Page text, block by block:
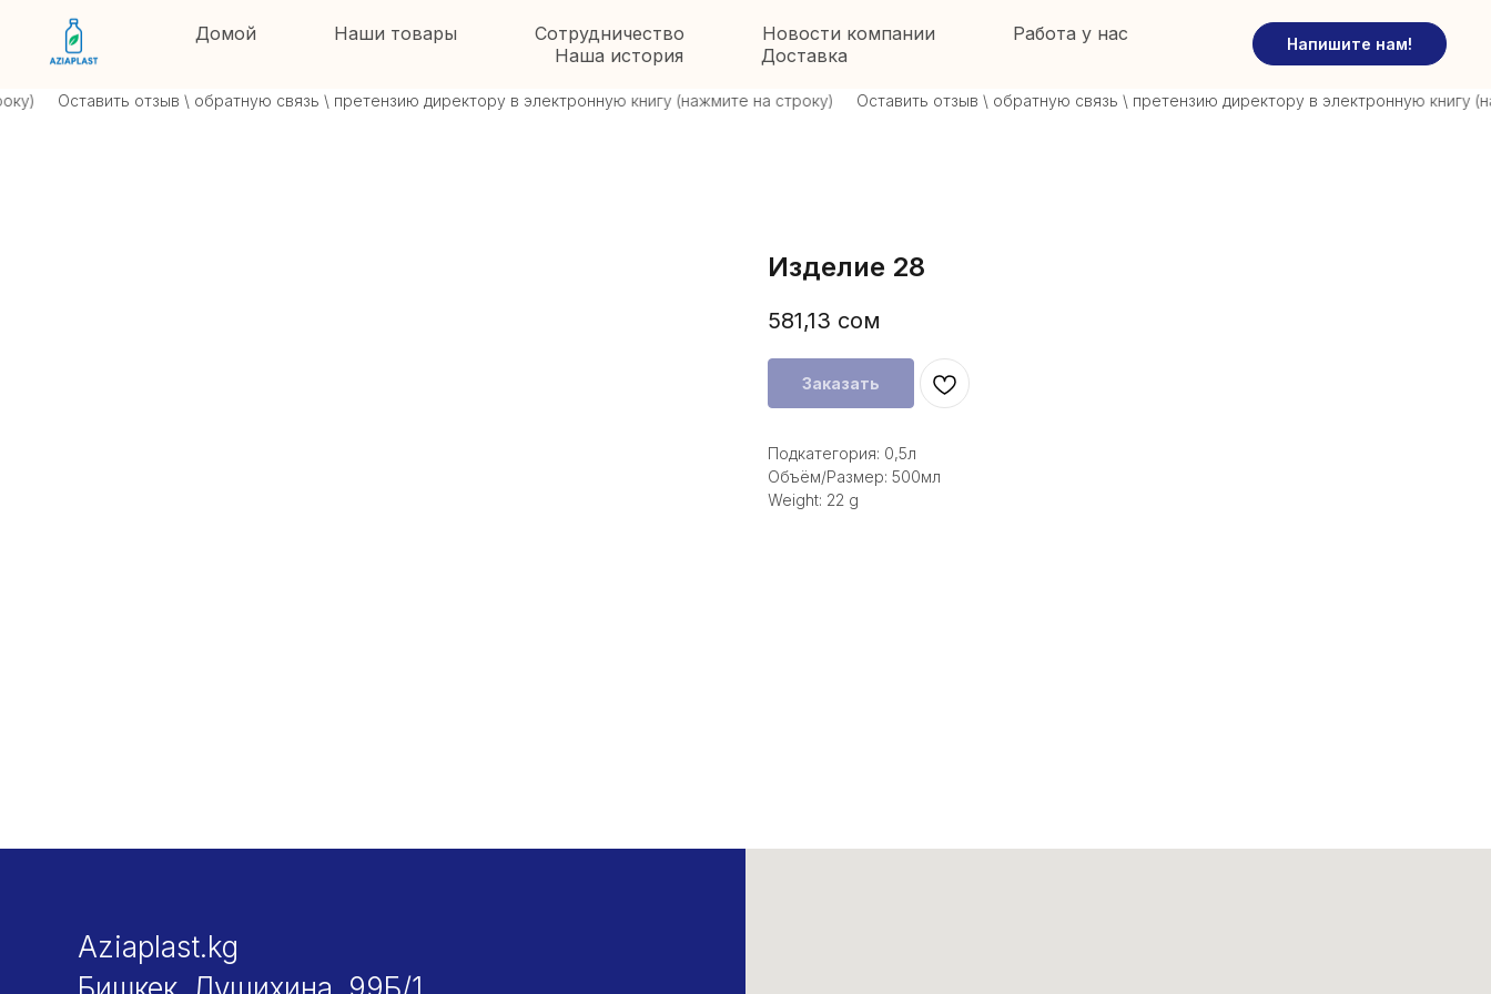
Домой Наши товары Сотрудничество Новости компании
Работа у нас
Наша история
Доставка
Напишите нам!
Оставить отзыв \ обратную связь \ претензию директору в электронную книгу (нажмите на строку) Оставить отзыв \ обратную связь \ претензию директору в электронную книгу
Изделие 28
581,13 сом
Заказать
Подкатегория: 0,5л
Объём/Размер: 500мл
Weight: 22 g
Aziaplast.kg